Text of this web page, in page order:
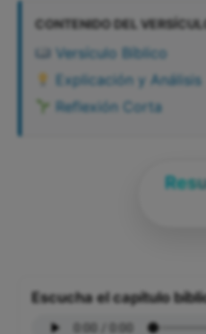
CONTENIDO DEL
Versículo Bíblico
Explicación y Análisis
Reflexión Corta
Escucha el capítulo